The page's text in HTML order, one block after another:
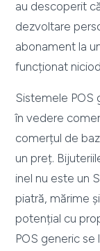
au descoperit
dezvoltare
abonament la
funcționat
Sistemele POS
în vedere
comerțul de
un preț.
inel nu este un
piatră, mărime
potențial cu
POS generic